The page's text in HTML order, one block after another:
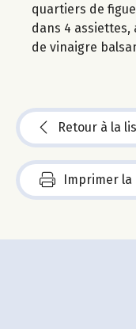
quartiers de
dans 4
de vinaigre
Retour à la
Imprimer la